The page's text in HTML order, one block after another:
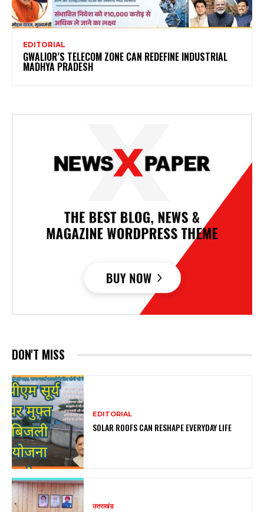
EDITORIAL
GWALIOR’S TELECOM ZONE CAN REDEFINE INDUSTRIAL
MADHYA PRADESH
DON'T MISS
EDITORIAL
SOLAR ROOFS CAN RESHAPE EVERYDAY LIFE
उत्तराखंड